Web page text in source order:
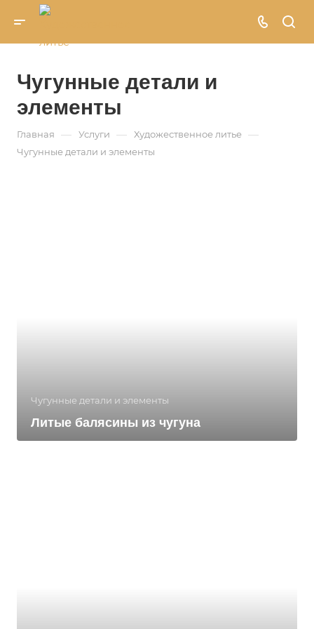
Чугунные детали и
элементы
Главная — Услуги — Художественное литье —
Чугунные детали и элементы
Чугунные детали и элементы
Литые балясины из чугуна